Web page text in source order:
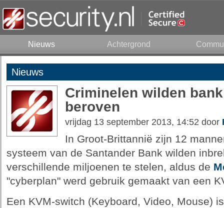
Nieuws Achtergrond
Nieuws
Criminelen wilden
beroven
vrijdag 13 september 2013, 14:52 door
In Groot-Brittannië zijn 12
systeem van de Santander Bank wilden
verschillende miljoenen te stelen, aldus de
"cyberplan" werd gebruik gemaakt van een
Een KVM-switch (Keyboard, Video, Mouse)